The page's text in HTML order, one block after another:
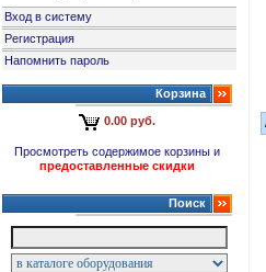
Вход в систему
Регистрация
Напомнить пароль
Корзина
0.00 руб.
Просмотреть содержимое корзины и
предоставленные скидки
Поиск